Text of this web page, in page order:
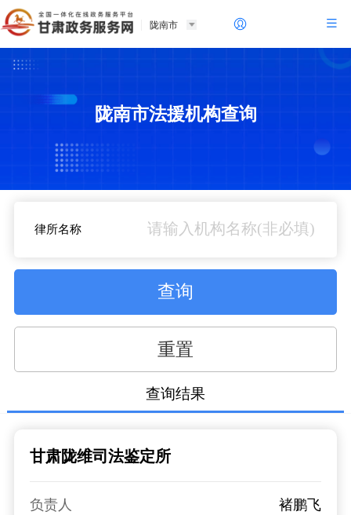
陇南市
陇南市法援机构查询
律所名称
查询
重置
查询结果
甘肃陇维司法鉴定所
负责人
褚鹏飞